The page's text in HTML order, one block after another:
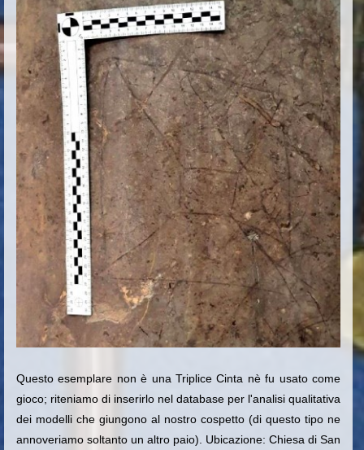
Questo esemplare non è una Triplice Cinta nè fu usato come
gioco; riteniamo di inserirlo nel database per l'analisi qualitativa
dei modelli che giungono al nostro cospetto (di questo tipo ne
annoveriamo soltanto un altro paio). Ubicazione: Chiesa di San